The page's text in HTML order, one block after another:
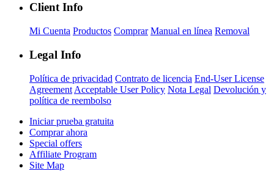
Client Info
Mi Cuenta Productos Comprar Manual en línea Removal
Legal Info
Política de privacidad Contrato de licencia End-User License
Agreement Acceptable User Policy Nota Legal Devolución y
política de reembolso
Iniciar prueba gratuita
Comprar ahora
Special offers
Affiliate Program
Site Map